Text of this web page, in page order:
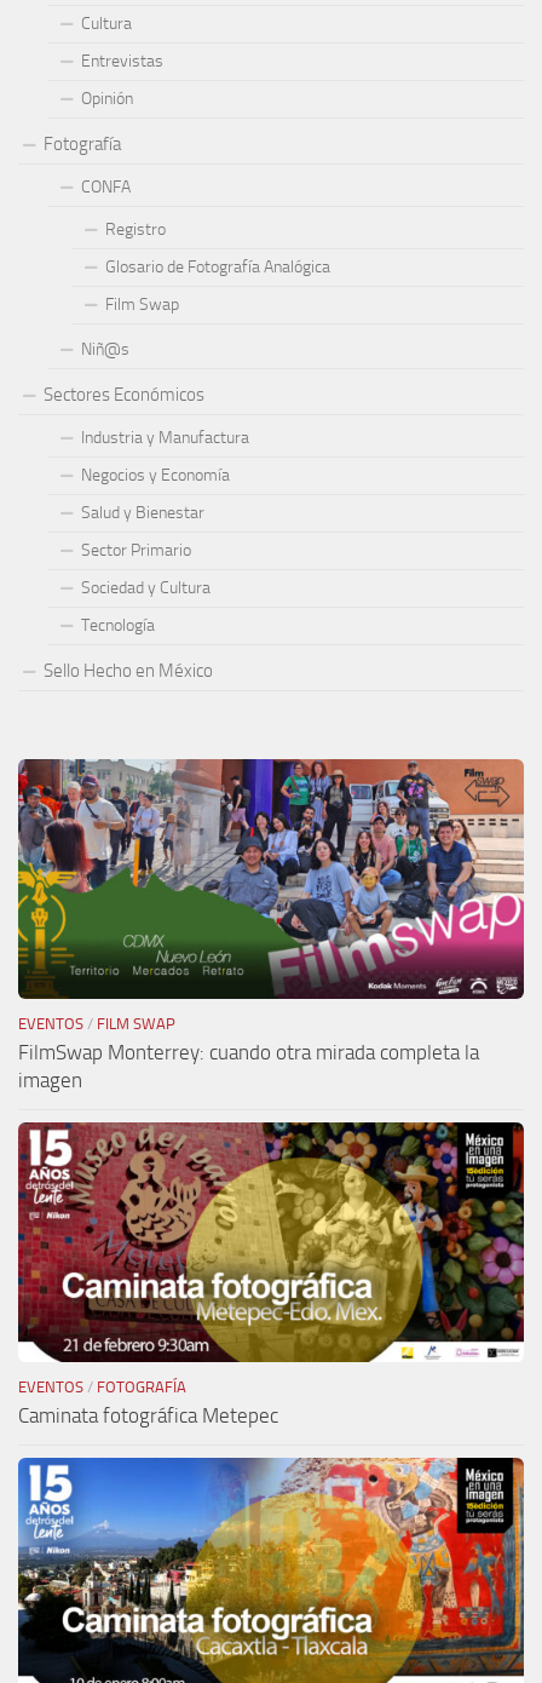
Cultura
Entrevistas
Opinión
Fotografía
CONFA
Registro
Glosario de Fotografía Analógica
Film Swap
Niñ@s
Sectores Económicos
Industria y Manufactura
Negocios y Economía
Salud y Bienestar
Sector Primario
Sociedad y Cultura
Tecnología
Sello Hecho en México
EVENTOS / FILM SWAP
FilmSwap Monterrey: cuando otra mirada completa la
imagen
EVENTOS / FOTOGRAFÍA
Caminata fotográfica Metepec